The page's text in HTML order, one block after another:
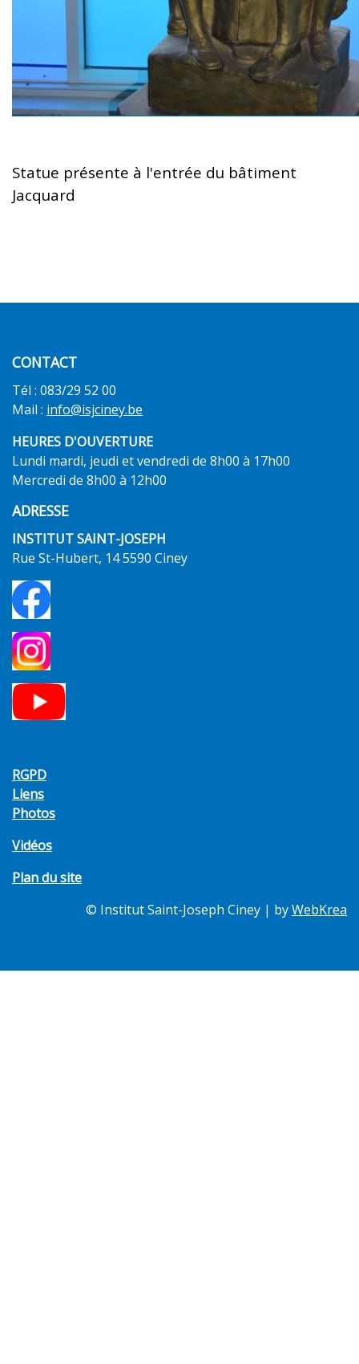
Statue présente à l'entrée du bâtiment
Jacquard
CONTACT
Tél : 083/29 52 00
Mail : info@isjciney.be
HEURES D'OUVERTURE
Lundi mardi, jeudi et vendredi de 8h00 à 17h00
Mercredi de 8h00 à 12h00
ADRESSE
INSTITUT SAINT-JOSEPH
Rue St-Hubert, 14 5590 Ciney
RGPD
Liens
Photos
Vidéos
Plan du site
© Institut Saint-Joseph Ciney | byWebKrea